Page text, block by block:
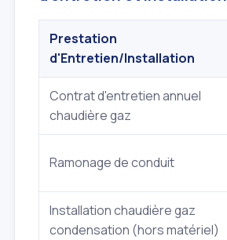
Prestation
d'Entretien/Installation
Contrat d'entretien annuel
chaudière gaz
Ramonage de conduit
Installation chaudière gaz
condensation (hors matériel)